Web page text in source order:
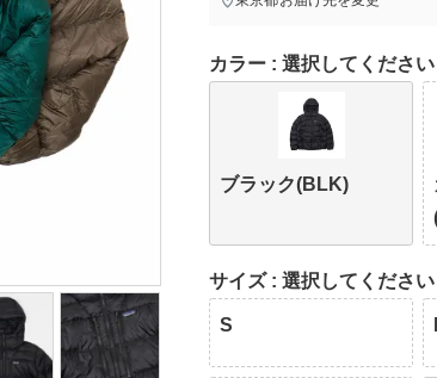
カラー 選択してください
ブラック(BLK)
サイズ 選択してください
S